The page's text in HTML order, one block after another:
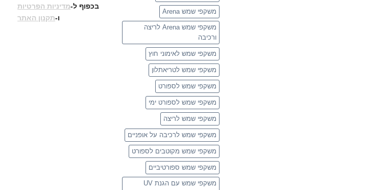
משקפי שמש Arena
משקפי שמש Arena לריצה
ורכיבה
משקפי שמש לאימוני חוץ
משקפי שמש לטריאתלון
משקפי שמש לספורט
משקפי שמש לספורט ימי
משקפי שמש לריצה
משקפי שמש לרכיבה על אופניים
משקפי שמש מקוטבים לספורט
משקפי שמש ספורטיביים
משקפי שמש עם הגנת UV
בכפוף ל-מדיניות הפרטיות
ו-תקנון האתר